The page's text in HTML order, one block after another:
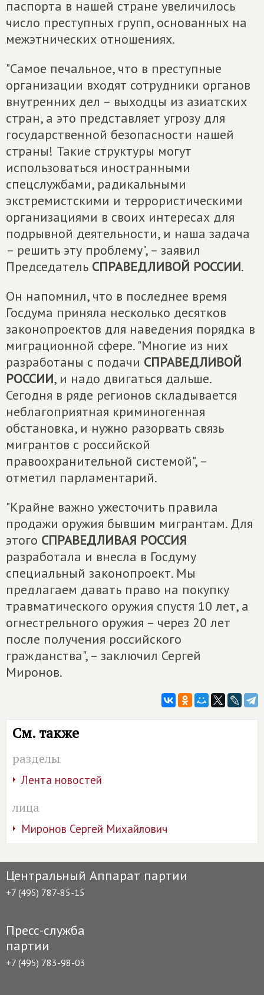
паспорта в нашей стране увеличилось
число преступных групп, основанных на
межэтнических отношениях.
"Самое печальное, что в преступные
организации входят сотрудники органов
внутренних дел – выходцы из азиатских
стран, а это представляет угрозу для
государственной безопасности нашей
страны! Такие структуры могут
использоваться иностранными
спецслужбами, радикальными
экстремистскими и террористическими
организациями в своих интересах для
подрывной деятельности, и наша задача
– решить эту проблему", – заявил
Председатель СПРАВЕДЛИВОЙ РОССИИ.
Он напомнил, что в последнее время
Госдума приняла несколько десятков
законопроектов для наведения порядка в
миграционной сфере. "Многие из них
разработаны с подачи СПРАВЕДЛИВОЙ
РОССИИ, и надо двигаться дальше.
Сегодня в ряде регионов складывается
неблагоприятная криминогенная
обстановка, и нужно разорвать связь
мигрантов с российской
правоохранительной системой", –
отметил парламентарий.
"Крайне важно ужесточить правила
продажи оружия бывшим мигрантам. Для
этого СПРАВЕДЛИВАЯ РОССИЯ
разработала и внесла в Госдуму
специальный законопроект. Мы
предлагаем давать право на покупку
травматического оружия спустя 10 лет, а
огнестрельного оружия – через 20 лет
после получения российского
гражданства", – заключил Сергей
Миронов.
См. также
разделы
Лента новостей
лица
Миронов Сергей Михайлович
Центральный Аппарат партии
+7 (495) 787-85-15
Пресс-служба
партии
+7 (495) 783-98-03